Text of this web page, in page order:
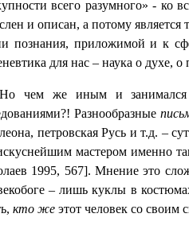
всего разумного» - ко
и описан, а потому
познания, приложимой и к
для нас – наука о духе,
Но чем же иным и занимался
Разнообразные
петровская Русь и т.д. –
мастером именно
1995, 567]. Мнение это
– лишь куклы в
кто же этот человек со своим